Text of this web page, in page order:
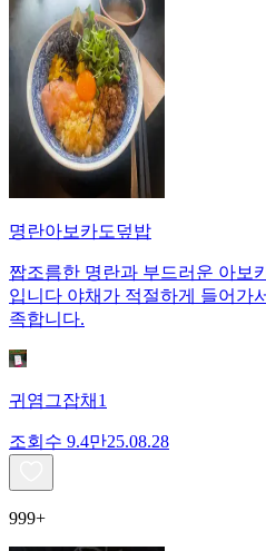
명란아보카도덮밥
짭조름한 명란과 부드러운 아보
입니다 야채가 적절하게 들어가
족합니다.
귀염그잡채1
조회수 9.4만25.08.28
999+